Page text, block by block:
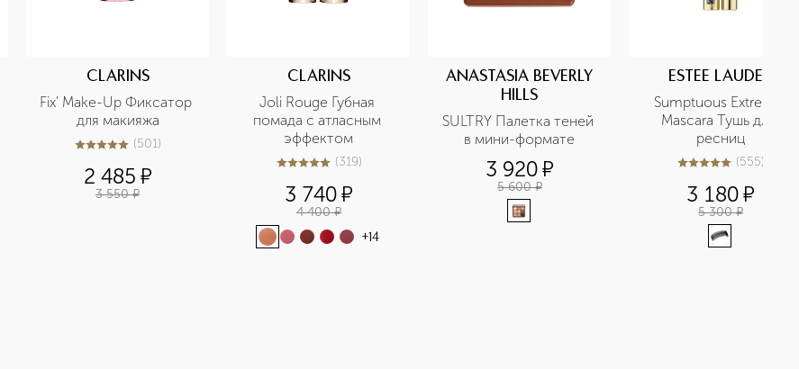
CLARINS
Fix' Make-Up Фиксатор
для макияжа
5из 5501 (501)
2 485 ¤
3 550 ¤
CLARINS
Joli Rouge Губная
помада с атласным
эффектом
4.9из5319 (319)
3 740¤
4 400 ¤
+14
ANASTASIA BEVERLY
HILLS
SULTRY Палетка теней
в мини-формате
3 920¤
5 600 ¤
ESTEE LAUDER
Sumptuous Extreme
Mascara Тушь для
ресниц
4.9из5555 (555)
3 180¤
5 300 ¤